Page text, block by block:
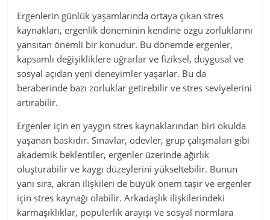
Ergenlerin günlük yaşamlarında ortaya çıkan stres
kaynakları, ergenlik döneminin kendine özgü zorluklarını
yansıtan önemli bir konudur. Bu dönemde ergenler,
kapsamlı değişikliklere uğrarlar ve fiziksel, duygusal ve
sosyal açıdan yeni deneyimler yaşarlar. Bu da
beraberinde bazı zorluklar getirebilir ve stres seviyelerini
artırabilir.
Ergenler için en yaygın stres kaynaklarından biri okulda
yaşanan baskıdır. Sınavlar, ödevler, grup çalışmaları gibi
akademik beklentiler, ergenler üzerinde ağırlık
oluşturabilir ve kaygı düzeylerini yükseltebilir. Bunun
yanı sıra, akran ilişkileri de büyük önem taşır ve ergenler
için stres kaynağı olabilir. Arkadaşlık ilişkilerindeki
karmaşıklıklar, popülerlik arayışı ve sosyal normlara